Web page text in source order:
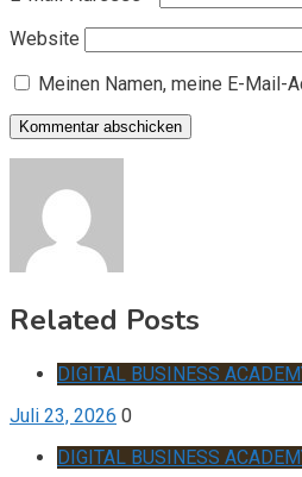
Website
Meinen Namen, meine E-Mail-
Related Posts
DIGITAL BUSINESS
Juli 23, 2026 0
DIGITAL BUSINESS